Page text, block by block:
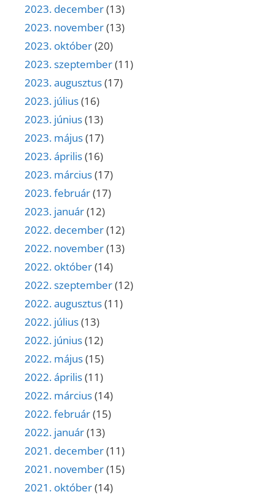
2023. december(13)
2023. november(13)
2023. október(20)
2023. szeptember(11)
2023. augusztus(17)
2023. július(16)
2023. június(13)
2023. május(17)
2023. április(16)
2023. március(17)
2023. február(17)
2023. január(12)
2022. december(12)
2022. november(13)
2022. október(14)
2022. szeptember(12)
2022. augusztus(11)
2022. július(13)
2022. június(12)
2022. május(15)
2022. április(11)
2022. március(14)
2022. február(15)
2022. január(13)
2021. december(11)
2021. november(15)
2021. október(14)